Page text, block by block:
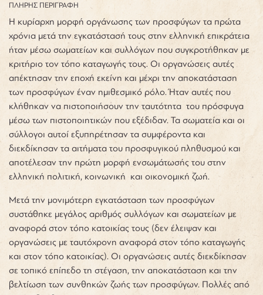
ΠΛΗΡΗΣ ΠΕΡΙΓΡΑΦΗ
Η κυρίαρχη μορφή οργάνωσης των προσφύγων τα πρώτα
χρόνια μετά την εγκατάστασή τους στην ελληνική επικράτεια
ήταν μέσω σωματείων και συλλόγων που συγκροτήθηκαν με
κριτήριο τον τόπο καταγωγής τους. Οι οργανώσεις αυτές
απέκτησαν την εποχή εκείνη και μέχρι την αποκατάσταση
των προσφύγων έναν ημιθεσμικό ρόλο. Ήταν αυτές που
κλήθηκαν να πιστοποιήσουν την ταυτότητα του πρόσφυγα
μέσω των πιστοποιητικών που εξέδιδαν. Τα σωματεία και οι
σύλλογοι αυτοί εξυπηρέτησαν τα συμφέροντα και
διεκδίκησαν τα αιτήματα του προσφυγικού πληθυσμού και
αποτέλεσαν την πρώτη μορφή ενσωμάτωσής του στην
ελληνική πολιτική, κοινωνική και οικονομική ζωή.
Μετά την μονιμότερη εγκατάσταση των προσφύγων
συστάθηκε μεγάλος αριθμός συλλόγων και σωματείων με
αναφορά στον τόπο κατοικίας τους (δεν έλειψαν και
οργανώσεις με ταυτόχρονη αναφορά στον τόπο καταγωγής
και στον τόπο κατοικίας). Οι οργανώσεις αυτές διεκδίκησαν
σε τοπικό επίπεδο τη στέγαση, την αποκατάσταση και την
βελτίωση των συνθηκών ζωής των προσφύγων. Πολλές από